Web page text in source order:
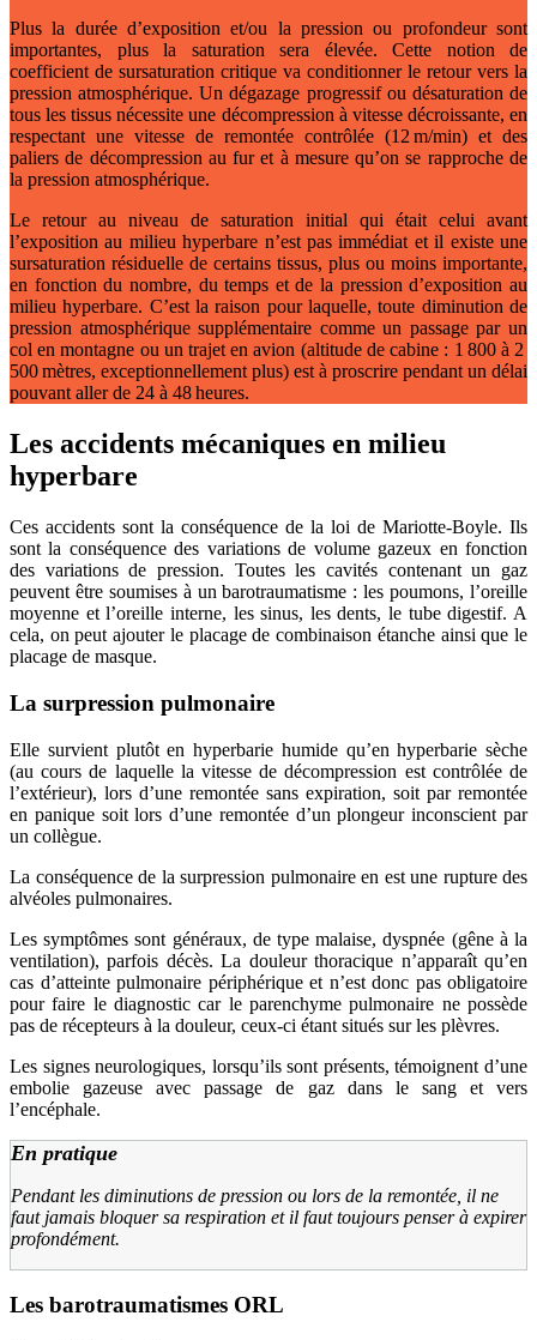
Plus la durée d’exposition et/ou la pression ou profondeur sont
importantes, plus la saturation sera élevée. Cette notion de
coefficient de sursaturation critique va conditionner le retour vers la
pression atmosphérique. Un dégazage progressif ou désaturation de
tous les tissus nécessite une décompression à vitesse décroissante, en
respectant une vitesse de remontée contrôlée (12 m/min) et des
paliers de décompression au fur et à mesure qu’on se rapproche de
la pression atmosphérique.
Le retour au niveau de saturation initial qui était celui avant
l’exposition au milieu hyperbare n’est pas immédiat et il existe une
sursaturation résiduelle de certains tissus, plus ou moins importante,
en fonction du nombre, du temps et de la pression d’exposition au
milieu hyperbare. C’est la raison pour laquelle, toute diminution de
pression atmosphérique supplémentaire comme un passage par un
col en montagne ou un trajet en avion (altitude de cabine : 1 800 à 2
500 mètres, exceptionnellement plus) est à proscrire pendant un délai
pouvant aller de 24 à 48 heures.
Les accidents mécaniques en milieu
hyperbare
Ces accidents sont la conséquence de la loi de Mariotte-Boyle. Ils
sont la conséquence des variations de volume gazeux en fonction
des variations de pression. Toutes les cavités contenant un gaz
peuvent être soumises à un barotraumatisme : les poumons, l’oreille
moyenne et l’oreille interne, les sinus, les dents, le tube digestif. A
cela, on peut ajouter le placage de combinaison étanche ainsi que le
placage de masque.
La surpression pulmonaire
Elle survient plutôt en hyperbarie humide qu’en hyperbarie sèche
(au cours de laquelle la vitesse de décompression est contrôlée de
l’extérieur), lors d’une remontée sans expiration, soit par remontée
en panique soit lors d’une remontée d’un plongeur inconscient par
un collègue.
La conséquence de la surpression pulmonaire en est une rupture des
alvéoles pulmonaires.
Les symptômes sont généraux, de type malaise, dyspnée (gêne à la
ventilation), parfois décès. La douleur thoracique n’apparaît qu’en
cas d’atteinte pulmonaire périphérique et n’est donc pas obligatoire
pour faire le diagnostic car le parenchyme pulmonaire ne possède
pas de récepteurs à la douleur, ceux-ci étant situés sur les plèvres.
Les signes neurologiques, lorsqu’ils sont présents, témoignent d’une
embolie gazeuse avec passage de gaz dans le sang et vers
l’encéphale.
En pratique
Pendant les diminutions de pression ou lors de la remontée, il ne
faut jamais bloquer sa respiration et il faut toujours penser à expirer
profondément.
Les barotraumatismes ORL